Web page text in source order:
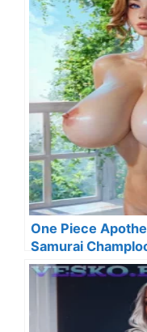
One Piece
Samurai
Streaming